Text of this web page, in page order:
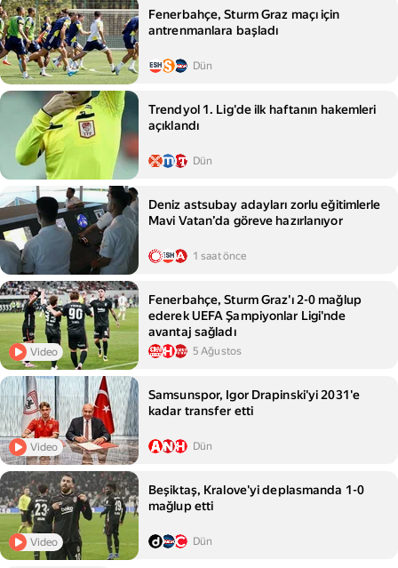
Fenerbahçe, Sturm Graz maçı için
antrenmanlara başladı
Dün
Trendyol 1. Lig'de ilk haftanın hakemleri
açıklandı
Dün
Deniz astsubay adayları zorlu eğitimlerle
Mavi Vatan’da göreve hazırlanıyor
1 saat önce
Video
Fenerbahçe, Sturm Graz'ı 2-0 mağlup
ederek UEFA Şampiyonlar Ligi'nde
avantaj sağladı
5 Ağustos
Video
Samsunspor, Igor Drapinski'yi 2031'e
kadar transfer etti
Dün
Video
Beşiktaş, Kralove'yi deplasmanda 1-0
mağlup etti
Dün